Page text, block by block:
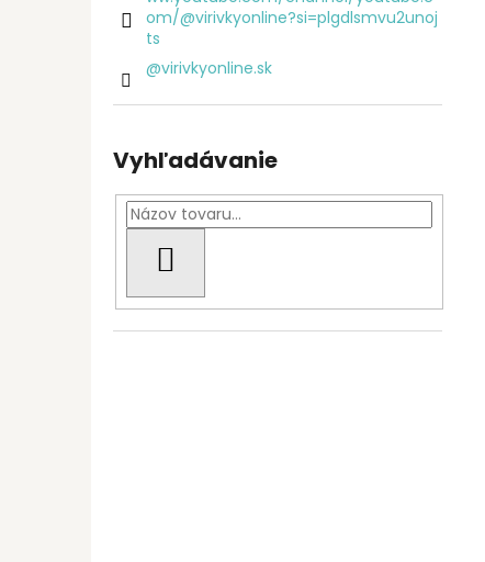
om/@virivkyonline?si=plgdlsmvu2unoj
ts
@virivkyonline.sk
Vyhľadávanie